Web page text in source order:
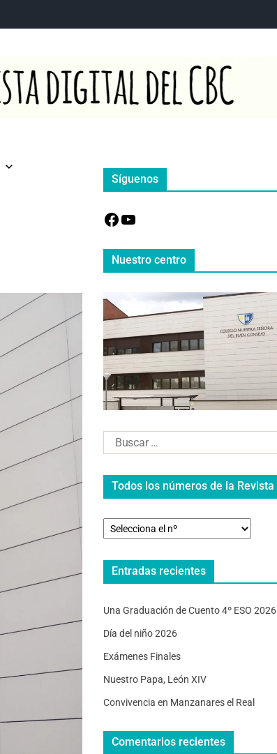
Síguenos
Nuestro centro
Todos los números de la Revista
Entradas recientes
Una Graduación de Cuento 4º ESO 2026
Día del niño 2026
Exámenes Finales
Nuestro Papa, León XIV
Convivencia en Manzanares el Real
Comentarios recientes